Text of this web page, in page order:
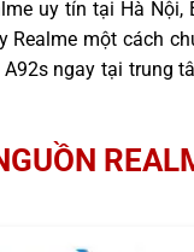
uy tín tại Hà Nội,
một cách
ngay tại trung